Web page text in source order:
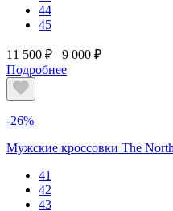
44
45
11 500 ₽
9 000 ₽
Подробнее
-26%
Мужские кроссовки The
41
42
43